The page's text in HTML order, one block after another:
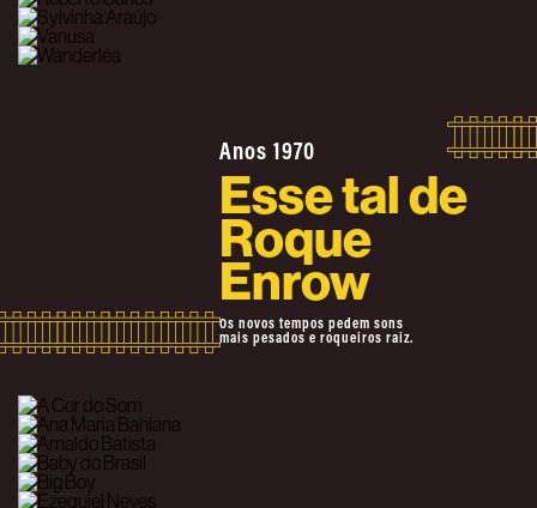
Anos 1970
Esse tal de
Roque
Enrow
Os novos tempos pedem sons
mais pesados e roqueiros raiz.